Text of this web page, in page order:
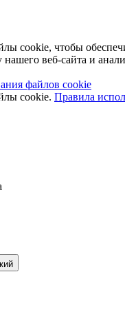
cookie, чтобы
веб-сайта и
файлов cookie
cookie. Правила